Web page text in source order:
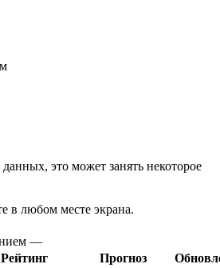
это может занять некоторое
в любом месте экрана.
—
Рейтинг Прогноз